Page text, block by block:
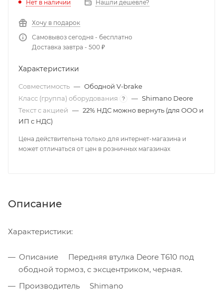
Нет в наличии Нашли дешевле?
Хочу в подарок
Самовывоз сегодня - бесплатно
Доставка завтра - 500 ₽
Характеристики
Совместимость — Ободной V-brake
Класс (группа) оборудования
? — Shimano Deore
Текст с акцией — 22% НДС можно вернуть (для ООО и
ИП с НДС)
Цена действительна только для интернет-магазина и
может отличаться от цен в розничных магазинах
Описание
Характеристики:
Описание Передняя втулка Deore T610 под
ободной тормоз, с эксцентриком, черная.
Производитель Shimano